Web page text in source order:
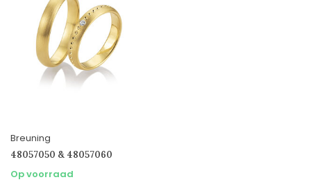
Breuning
48057050 & 48057060
Op voorraad